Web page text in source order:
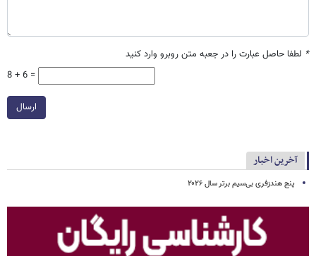
* لطفا حاصل عبارت را در جعبه متن روبرو وارد کنید
8 + 6 =
ارسال
آخرین اخبار
پنج هندزفری بی‌سیم برتر سال ۲۰۲۶